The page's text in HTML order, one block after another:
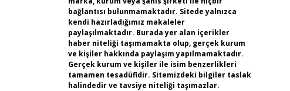
bağlantısı bulunmamaktadır. Sitede yalnızca
kendi hazırladığımız makaleler
paylaşılmaktadır. Burada yer alan içerikler
haber niteliği taşımamakta olup, gerçek kurum
ve kişiler hakkında paylaşım yapılmamaktadır.
Gerçek kurum ve kişiler ile isim benzerlikleri
tamamen tesadüfidir. Sitemizdeki bilgiler taslak
halindedir ve tavsiye niteliği taşımazlar.